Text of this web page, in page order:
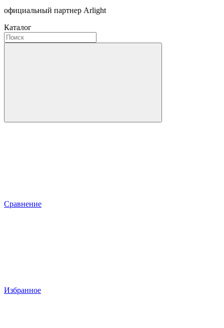
официальный партнер Arlight
Каталог
Сравнение
Избранное